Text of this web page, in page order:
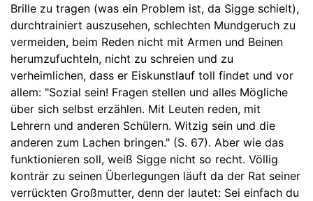
Brille zu tragen (was ein Problem ist, da Sigge schielt),
durchtrainiert auszusehen, schlechten Mundgeruch zu
vermeiden, beim Reden nicht mit Armen und Beinen
herumzufuchteln, nicht zu schreien und zu
verheimlichen, dass er Eiskunstlauf toll findet und vor
allem: "Sozial sein! Fragen stellen und alles Mögliche
über sich selbst erzählen. Mit Leuten reden, mit
Lehrern und anderen Schülern. Witzig sein und die
anderen zum Lachen bringen." (S. 67). Aber wie das
funktionieren soll, weiß Sigge nicht so recht. Völlig
konträr zu seinen Überlegungen läuft da der Rat seiner
verrückten Großmutter, denn der lautet: Sei einfach du